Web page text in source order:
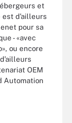
et
d’ailleurs
pour sa
- «avec
ou encore
OEM
Automation